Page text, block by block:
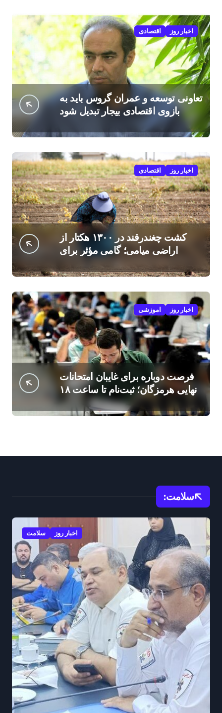
اخبار روز اقتصادی
تعاونی توسعه و عمران گروس باید به
بازوی اقتصادی بیجار تبدیل شود
اخبار روز اقتصادی
کشت چغندرقند در ۱۳۰۰ هکتار از
اراضی میامی؛ گامی مؤثر برای
افزایش درآمد کشاورزان
اخبار روز اموزشی
فرصت دوباره برای غایبان امتحانات
نهایی هرمزگان؛ ثبت‌نام تا ساعت ۱۸
امروز
سلامت:
سلامت